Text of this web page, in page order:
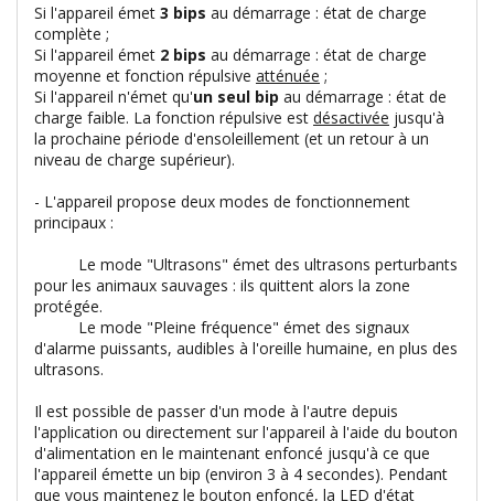
Si l'appareil émet 3 bips au démarrage : état de charge
complète ;
Si l'appareil émet 2 bips au démarrage : état de charge
moyenne et fonction répulsive atténuée ;
Si l'appareil n'émet qu'un seul bip au démarrage : état de
charge faible. La fonction répulsive est désactivée jusqu'à
la prochaine période d'ensoleillement (et un retour à un
niveau de charge supérieur).
- L'appareil propose deux modes de fonctionnement
principaux :
Le mode "Ultrasons" émet des ultrasons perturbants
pour les animaux sauvages : ils quittent alors la zone
protégée.
Le mode "Pleine fréquence" émet des signaux
d'alarme puissants, audibles à l'oreille humaine, en plus des
ultrasons.
Il est possible de passer d'un mode à l'autre depuis
l'application ou directement sur l'appareil à l'aide du bouton
d'alimentation en le maintenant enfoncé jusqu'à ce que
l'appareil émette un bip (environ 3 à 4 secondes). Pendant
que vous maintenez le bouton enfoncé, la LED d'état